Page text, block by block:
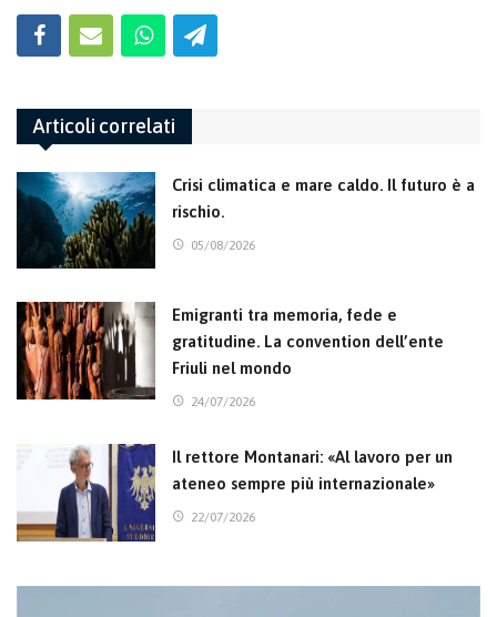
Articoli correlati
Crisi climatica e mare caldo. Il futuro è a
rischio.
05/08/2026
Emigranti tra memoria, fede e
gratitudine. La convention dell’ente
Friuli nel mondo
24/07/2026
Il rettore Montanari: «Al lavoro per un
ateneo sempre più internazionale»
22/07/2026